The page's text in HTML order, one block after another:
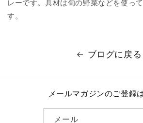
レーです。具材は旬の野菜などを使っ
す。
ブログに戻る
メールマガジンのご登録
メール